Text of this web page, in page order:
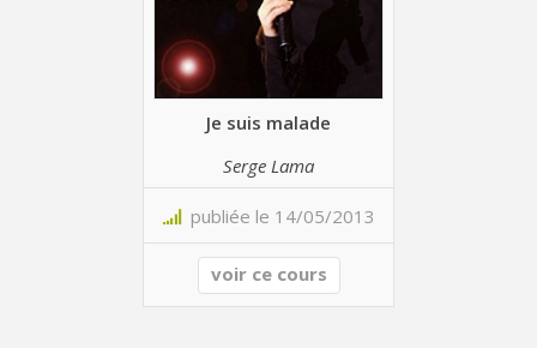
Je suis malade
Serge Lama
publiée le 14/05/2013
voir ce cours